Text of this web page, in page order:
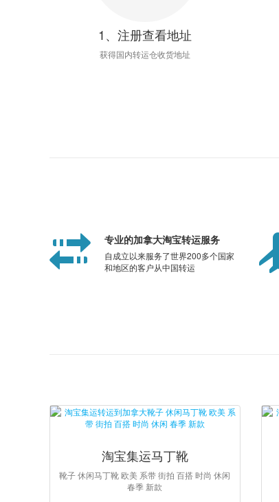
1、注册查看地址
获得国内转运仓收货地址
专业的加拿大淘宝转运服务
自成立以来服务了世界200多个国家
和地区的客户从中国转运
淘宝集运马丁靴
靴子 休闲马丁靴 欧美 系带 街拍 百搭 时尚 休闲
春季 新款